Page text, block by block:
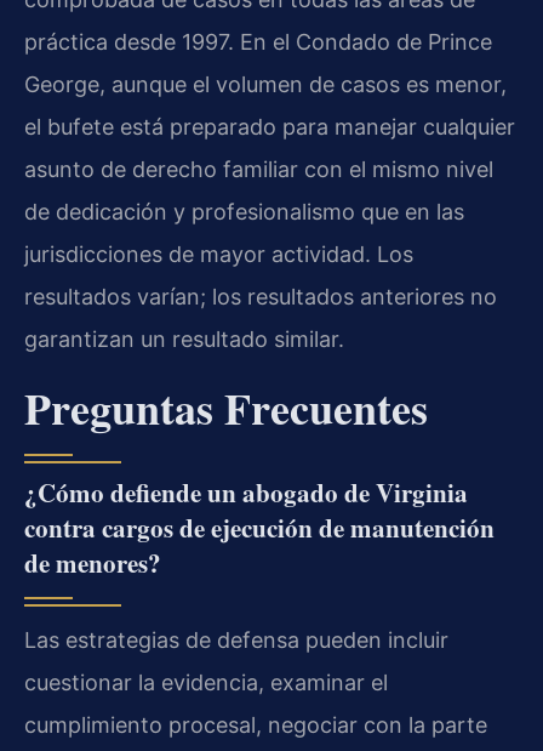
práctica desde 1997. En el Condado de Prince
George, aunque el volumen de casos es menor,
el bufete está preparado para manejar cualquier
asunto de derecho familiar con el mismo nivel
de dedicación y profesionalismo que en las
jurisdicciones de mayor actividad. Los
resultados varían; los resultados anteriores no
garantizan un resultado similar.
Preguntas Frecuentes
¿Cómo defiende un abogado de Virginia
contra cargos de ejecución de manutención
de menores?
Las estrategias de defensa pueden incluir
cuestionar la evidencia, examinar el
cumplimiento procesal, negociar con la parte